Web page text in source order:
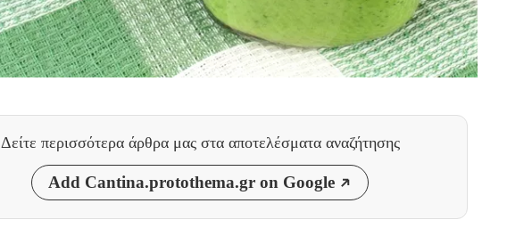
Δείτε περισσότερα άρθρα μας στα αποτελέσματα αναζήτησης
Add Cantina.protothema.gr on Google